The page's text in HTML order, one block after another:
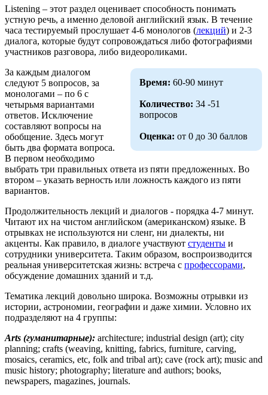
Listening – этот раздел оценивает способность понимать
устную речь, а именно деловой английский язык. В течение
часа тестируемый прослушает 4-6 монологов (лекций) и 2-3
диалога, которые будут сопровождаться либо фотографиями
участников разговора, либо видеороликами.
Время: 60-90 минут
Количество: 34 -51
вопросов
Оценка: от 0 до 30 баллов
За каждым диалогом
следуют 5 вопросов, за
монологами – по 6 с
четырьмя вариантами
ответов. Исключение
составляют вопросы на
обобщение. Здесь могут
быть два формата вопроса.
В первом необходимо
выбрать три правильных ответа из пяти предложенных. Во
втором – указать верность или ложность каждого из пяти
вариантов.
Продолжительность лекций и диалогов - порядка 4-7 минут.
Читают их на чистом английском (американском) языке. В
отрывках не используются ни сленг, ни диалекты, ни
акценты. Как правило, в диалоге участвуют студенты и
сотрудники университета. Таким образом, воспроизводится
реальная университетская жизнь: встреча с профессорами,
обсуждение домашних зданий и т.д.
Тематика лекций довольно широка. Возможны отрывки из
истории, астрономии, географии и даже химии. Условно их
подразделяют на 4 группы:
Arts (гуманитарные): architecture; industrial design (art); city
planning; crafts (weaving, knitting, fabrics, furniture, carving,
mosaics, ceramics, etc, folk and tribal art); cave (rock art); music and
music history; photography; literature and authors; books,
newspapers, magazines, journals.